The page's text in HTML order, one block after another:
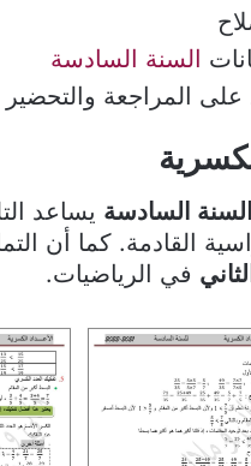
السنة السادسة
على المراجعة والتحضير
السادسة يساعد
القادمة. كما أن
في الرياضيات.